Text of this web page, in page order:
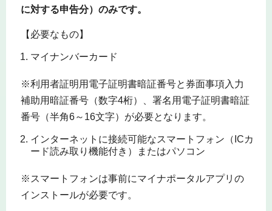
に対する申告分）のみです。
【必要なもの】
マイナンバーカード
※利用者証明用電子証明書暗証番号と券面事項入力
補助用暗証番号（数字4桁）、署名用電子証明書暗証
番号（半角6～16文字）が必要となります。
インターネットに接続可能なスマートフォン（ICカ
ード読み取り機能付き）またはパソコン
※スマートフォンは事前にマイナポータルアプリの
インストールが必要です。